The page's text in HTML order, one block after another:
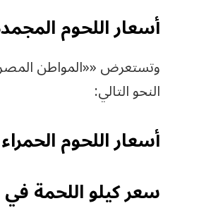
أسعار اللحوم
وتستعرض ««المواطن
النحو التالي:
أسعار اللحوم
سعر كيلو اللحمة